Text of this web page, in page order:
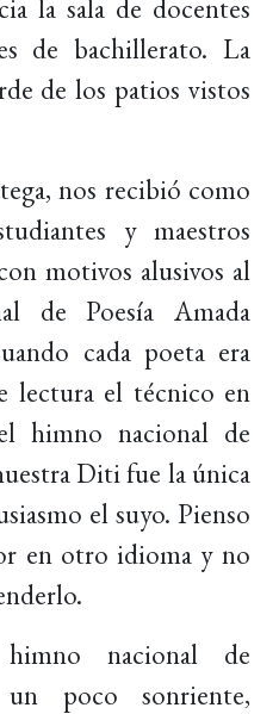
la sala de docentes
de bachillerato. La
de los patios vistos
nos recibió como
y maestros
motivos alusivos al
de Poesía Amada
cada poeta era
lectura el técnico en
himno nacional de
Diti fue la única
el suyo. Pienso
en otro idioma y no
nacional de
un poco sonriente,